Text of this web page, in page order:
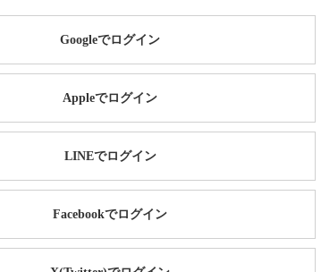
Googleでログイン
Appleでログイン
LINEでログイン
Facebookでログイン